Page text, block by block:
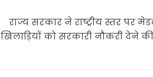
राज्य सरकार ने राष्ट्रीय स्तर पर
खिलाड़ियों को सरकारी नौकरी देने